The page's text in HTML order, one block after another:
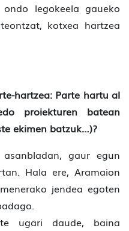
legokeela gaueko
kotxea hartzea
hartzea: Parte hartu al
proiekturen batean
ekimen batzuk…)?
gaur egun
Hala ere, Aramaion
jendea egoten
ugari daude, baina